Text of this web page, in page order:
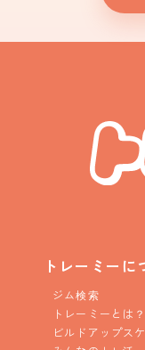
トレーミーに
ジム検索
トレーミーとは？
ビルドアップス